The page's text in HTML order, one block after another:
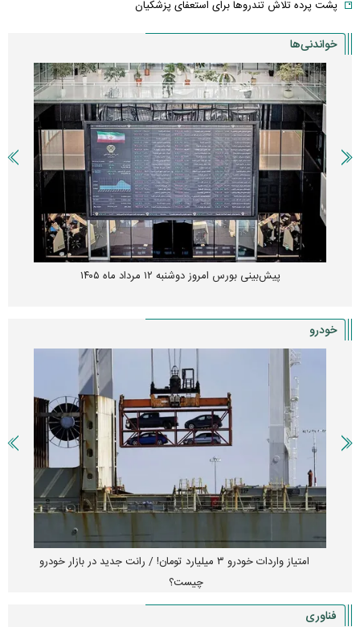
پشت پرده تلاش تندروها برای استعفای پزشکیان
خواندنی‌ها
پیش‌بینی بورس امروز دوشنبه ۱۲ مرداد ماه ۱۴۰۵
خودرو
امتیاز واردات خودرو ۳ میلیارد تومان! / رانت جدید در بازار خودرو
چیست؟
فناوری